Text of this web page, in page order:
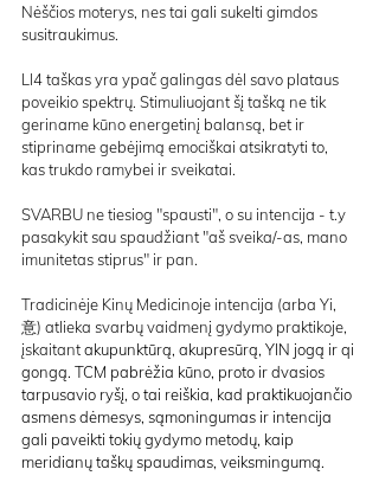
Nėščios moterys, nes tai gali sukelti gimdos
susitraukimus.
LI4 taškas yra ypač galingas dėl savo plataus
poveikio spektrų. Stimuliuojant šį tašką ne tik
geriname kūno energetinį balansą, bet ir
stipriname gebėjimą emociškai atsikratyti to,
kas trukdo ramybei ir sveikatai.
SVARBU ne tiesiog "spausti", o su intencija - t.y
pasakykit sau spaudžiant "aš sveika/-as, mano
imunitetas stiprus" ir pan.
Tradicinėje Kinų Medicinoje intencija (arba Yi,
意) atlieka svarbų vaidmenį gydymo praktikoje,
įskaitant akupunktūrą, akupresūrą, YIN jogą ir qi
gongą. TCM pabrėžia kūno, proto ir dvasios
tarpusavio ryšį, o tai reiškia, kad praktikuojančio
asmens dėmesys, sąmoningumas ir intencija
gali paveikti tokių gydymo metodų, kaip
meridianų taškų spaudimas, veiksmingumą.